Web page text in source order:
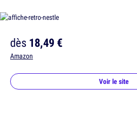
dès18,49 €
Amazon
Voir le site